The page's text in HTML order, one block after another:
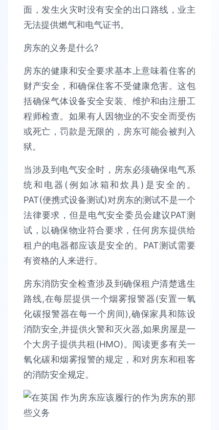
面，发生火灾时没有安全的出口路线，业主
无法提供燃气和电气证书。
房东的义务是什么?
房东的健康和安全要求基本上意味着住客的
财产安全，和确保住客不受健康危害。这包
括确保气体设备安全安装、维护和由注册工
程师检查。如果有人因物业的不安全而受伤
或死亡，罚款是无限的，房东可能会被判入
狱。
当涉及到电气安全时，房东必须确保电气系
统和电器(例如冰箱和炊具)是安全的。
PAT(便携式设备测试)对房东的测试不是一个
法律要求，但是电气安全委员会建议PAT测
试，以确保物业符合要求，任何房东提供给
租户的电器都应该是安全的。PAT测试需要
有资格的人来进行。
房东消防安全检查涉及到确保租户清楚逃生
路线,在每层提供一个烟雾报警器(安置一氧
化碳报警器在每一个房间),确保家具和陈设
消防安全,并提供火警和灭火器,如果房屋是一
个大房子提供共租(HMO)。阅读更多有关一
氧化碳和烟雾报警的规定，和对房东和租客
的消防安全规定。